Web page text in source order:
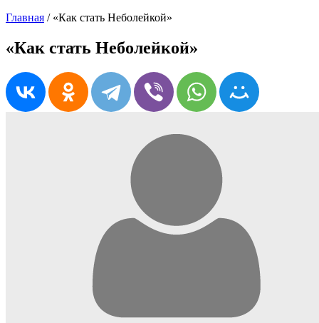
Главная / «Как стать Неболейкой»
«Как стать Неболейкой»